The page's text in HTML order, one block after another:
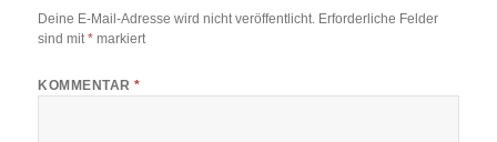
Deine E-Mail-Adresse wird nicht veröffentlicht. Erforderliche Felder
sind mit* markiert
KOMMENTAR*